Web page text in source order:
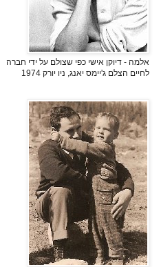
אלמה - דיוקן אישי כפי שצולם על ידי חברה
לחיים הצלם ג'יימס יאנג, ניו יורק 1974